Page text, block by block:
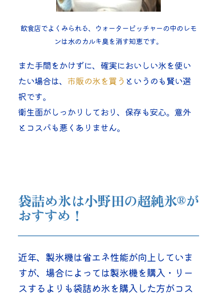
飲食店でよくみられる、ウォーターピッチャーの中のレモ
ンは水のカルキ臭を消す知恵です。
また手間をかけずに、確実においしい氷を使い
たい場合は、 市販の氷を買う というのも賢い選
択です。
衛生面がしっかりしており、保存も安心。意外
とコスパも悪くありません。
袋詰め氷は小野田の超純氷®が
おすすめ！
近年、製氷機は省エネ性能が向上していま
すが、場合によっては製氷機を購入・リー
スするよりも袋詰め氷を購入した方がコス